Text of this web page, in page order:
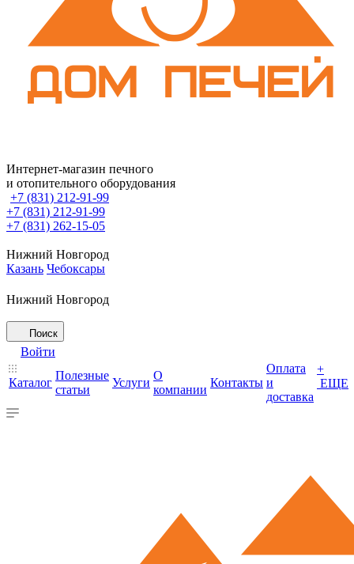
Интернет-магазин печного
и отопительного оборудования
+7 (831) 212-91-99
+7 (831) 212-91-99
+7 (831) 262-15-05
Нижний Новгород
Казань Чебоксары
Нижний Новгород
Поиск
Войти
Каталог
Полезные
статьи
Услуги
О
компании
Контакты
Оплата
и
доставка
+
ЕЩЕ